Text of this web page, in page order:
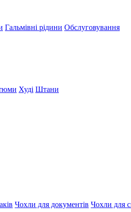
Гальмівні рідини Обслуговування
Худі Штани
Чохли для документів Чохли для